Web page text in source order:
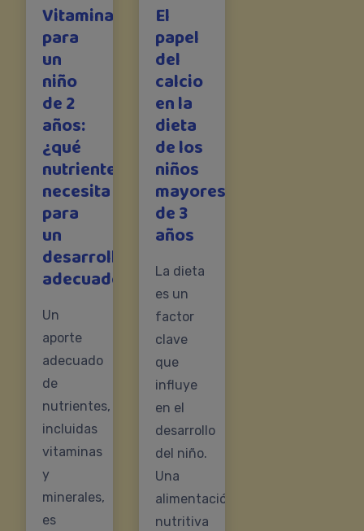
Vitaminas
para
un
niño
de 2
años:
¿qué
nutrientes
necesita
para
un
desarrollo
adecuado?
Un
aporte
adecuado
de
nutrientes,
incluidas
vitaminas
y
minerales,
es
El
papel
del
calcio
en la
dieta
de los
niños
mayores
de 3
años
La dieta
es un
factor
clave
que
influye
en el
desarrollo
del niño.
Una
alimentación
nutritiva